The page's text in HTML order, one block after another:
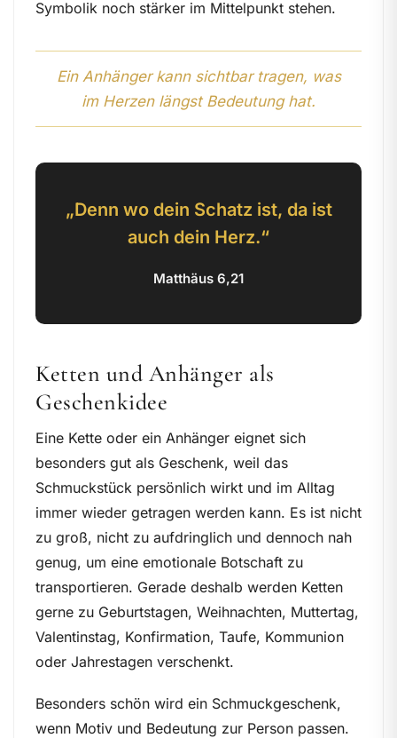
Symbolik noch stärker im Mittelpunkt stehen.
Ein Anhänger kann sichtbar tragen, was
im Herzen längst Bedeutung hat.
„Denn wo dein Schatz ist, da ist
auch dein Herz.“
Matthäus 6,21
Ketten und Anhänger als
Geschenkidee
Eine Kette oder ein Anhänger eignet sich
besonders gut als Geschenk, weil das
Schmuckstück persönlich wirkt und im Alltag
immer wieder getragen werden kann. Es ist nicht
zu groß, nicht zu aufdringlich und dennoch nah
genug, um eine emotionale Botschaft zu
transportieren. Gerade deshalb werden Ketten
gerne zu Geburtstagen, Weihnachten, Muttertag,
Valentinstag, Konfirmation, Taufe, Kommunion
oder Jahrestagen verschenkt.
Besonders schön wird ein Schmuckgeschenk,
wenn Motiv und Bedeutung zur Person passen.